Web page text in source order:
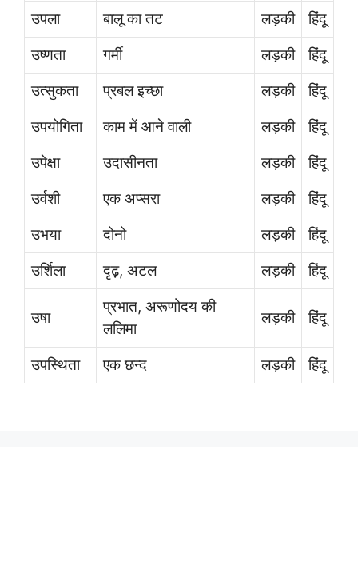
उपला
बालू का तट लड़की
हिंदू
उष्णता
गर्मी लड़की
हिंदू
उत्सुकता
प्रबल इच्छा लड़की
हिंदू
उपयोगिता
काम में आने वाली लड़की
हिंदू
उपेक्षा
उदासीनता लड़की
हिंदू
उर्वशी
एक अप्सरा लड़की
हिंदू
उभया
दोनो लड़की
हिंदू
उर्शिला
दृढ़, अटल लड़की हिंदू
उषा
प्रभात, अरूणोदय की
ललिमा
लड़की हिंदू
उपस्थिता एक छन्द लड़की हिंदू